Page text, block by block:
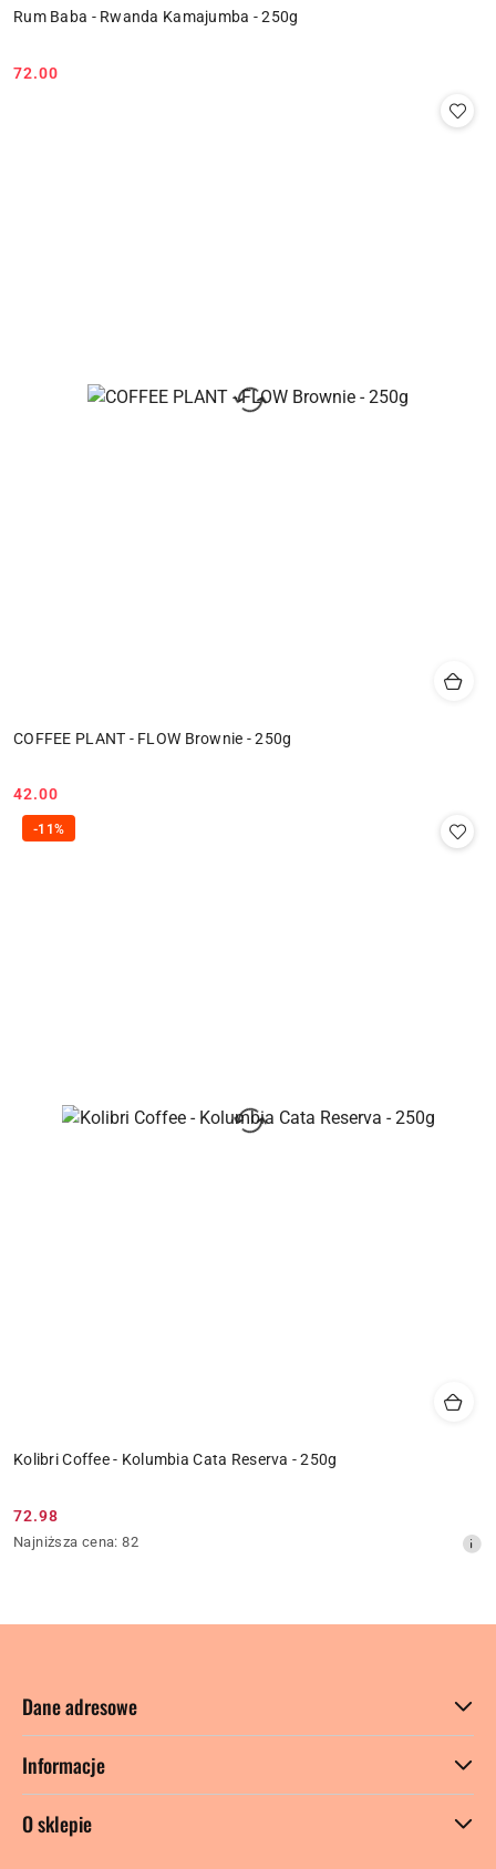
Rum Baba - Rwanda Kamajumba - 250g
Cena:
72.00
COFFEE PLANT - FLOW Brownie - 250g
Cena:
42.00
Kolibri Coffee - Kolumbia Cata Reserva - 250g
Cena
promocyjna:
72.98
Najniższa
Najniższa cena: 82
-11%
Dane adresowe
Informacje
O sklepie